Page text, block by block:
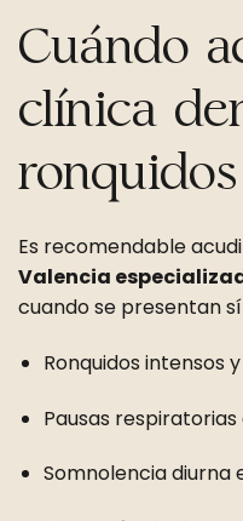
Cuándo
clínica
Es recomendable
Valencia
cuando se presentan
Ronquidos intensos
Pausas
Somnolencia diurna